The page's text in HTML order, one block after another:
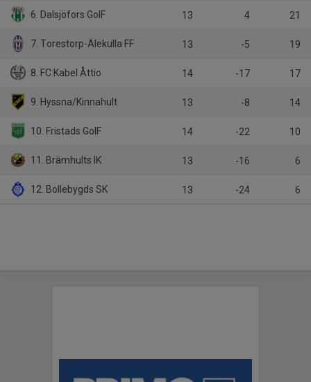
6. Dalsjöfors GoIF 13 4 21
7. Torestorp-Älekulla FF 13 -5 19
8. FC Kabel Åttio 14 -17 17
9. Hyssna/Kinnahult 13 -8 14
10. Fristads GoIF 14 -22 10
11. Brämhults IK 13 -16 6
12. Bollebygds SK 13 -24 6